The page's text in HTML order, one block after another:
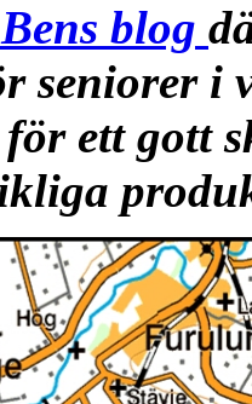
blog
seniorer i
ett gott